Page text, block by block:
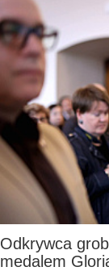
Odkrywca
medalem